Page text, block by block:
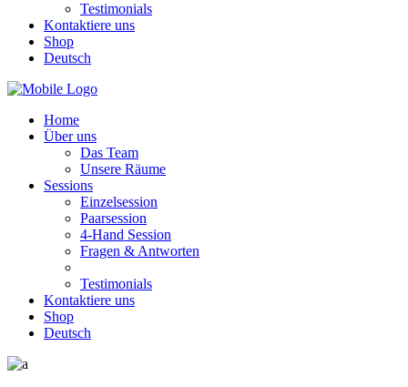
Testimonials
Kontaktiere uns
Shop
Deutsch
Home
Über uns
Das Team
Unsere Räume
Sessions
Einzelsession
Paarsession
4-Hand Session
Fragen & Antworten
Testimonials
Kontaktiere uns
Shop
Deutsch